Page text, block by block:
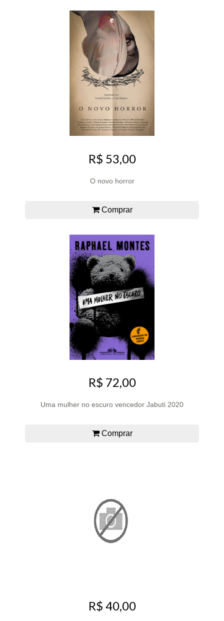
R$ 53,00
O novo horror
Comprar
R$ 72,00
Uma mulher no escuro vencedor Jabuti 2020
Comprar
R$ 40,00